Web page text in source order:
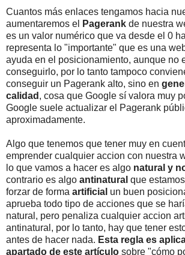
Cuantos más enlaces tengamos hacia
aumentaremos el
Pagerank de nuestra
es un valor numérico que va desde el 0
representa lo "importante" que es una
ayuda en el posicionamiento, aunque no
conseguirlo, por lo tanto tampoco
conseguir un Pagerank alto, sino en
calidad , cosa que Google sí valora muy
Google suele actualizar el Pagerank
aproximadamente.
Algo que tenemos que tener muy en
emprender cualquier accion con nuestra
lo que vamos a hacer es algo natural y
contrario es algo antinatural que
forzar de forma artificial un buen
aprueba todo tipo de acciones que se
natural, pero penaliza cualquier accion
antinatural, por lo tanto, hay que tener
antes de hacer nada. Esta regla es
apartado de este artículo sobre "cómo